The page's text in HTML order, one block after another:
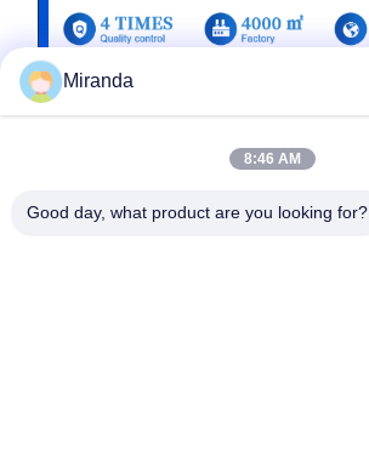
Miranda
8:46 AM
Good day, what product are you looking for?